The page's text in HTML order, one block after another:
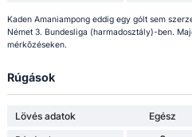
Kaden Amaniampong eddig egy gólt sem
Német 3. Bundesliga (harmadosztály)-ben.
mérkőzéseken.
Rúgások
Lövés adatok Egész